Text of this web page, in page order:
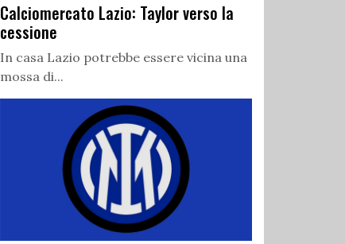
Calciomercato Lazio: Taylor verso la
cessione
In casa Lazio potrebbe essere vicina una
mossa di...